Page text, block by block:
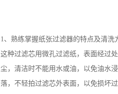
1、熟练掌握纸张过滤器的特点及清洗
这种过滤芯用微孔过滤纸，表面经过
尘，清洁时不能用水或油，以免油水
落，不轻拍过滤芯外表面，以免损坏